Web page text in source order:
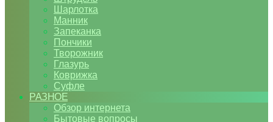
Шарлотка
Манник
Запеканка
Пончики
Творожник
Глазурь
Коврижка
Суфле
РАЗНОЕ
Обзор интернета
Бытовые вопросы